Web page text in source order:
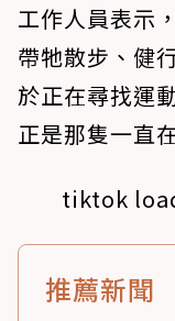
工作人員表示
帶牠散步、健
於正在尋找運
正是那隻一直
tiktok
推薦新聞